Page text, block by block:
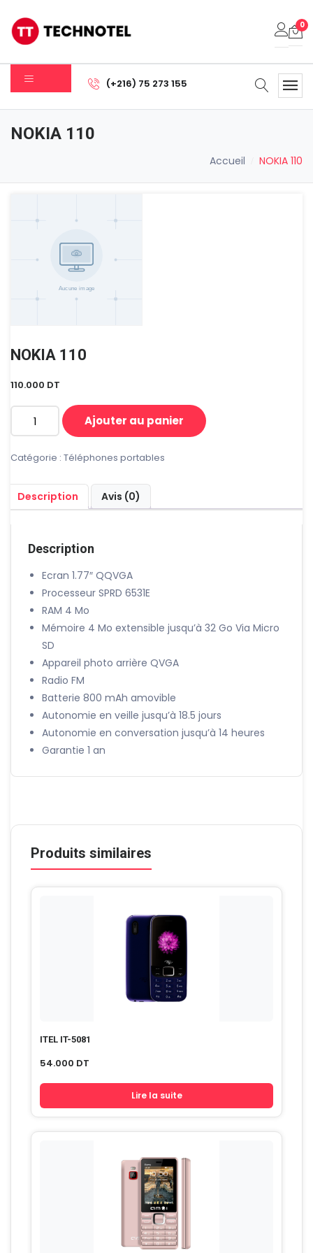
0
Votre panier est vide.
Sous-total: 0.000DT
(+216) 75 273 155
NOKIA 110
Accueil NOKIA 110
NOKIA 110
110.000 DT
quantité
NOKIA
Ajouter au panier
Catégorie : Téléphones portables
Description Avis (0)
Description
Ecran 1.77″ QQVGA
Processeur SPRD 6531E
RAM 4 Mo
Mémoire 4 Mo extensible jusqu’à 32 Go Via Micro
SD
Appareil photo arrière QVGA
Radio FM
Batterie 800 mAh amovible
Autonomie en veille jusqu’à 18.5 jours
Autonomie en conversation jusqu’à 14 heures
Garantie 1 an
Produits similaires
ITEL IT-5081
54.000 DT
Lire la suite